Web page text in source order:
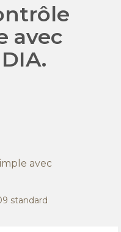
avec
avec
standard